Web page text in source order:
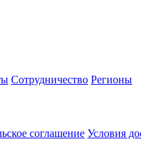
Сотрудничество Регионы
соглашение Условия